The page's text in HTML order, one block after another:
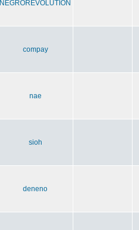
NEGROREVOLUTION
compay
nae
sioh
deneno